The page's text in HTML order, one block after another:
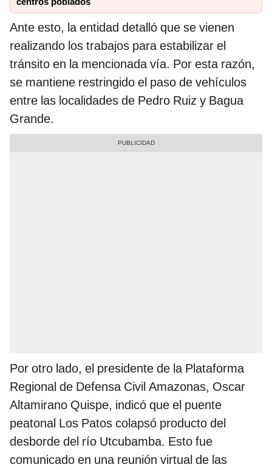
Ante esto, la entidad detalló que se vienen
realizando los trabajos para estabilizar el
tránsito en la mencionada vía. Por esta razón,
se mantiene restringido el paso de vehículos
entre las localidades de Pedro Ruiz y Bagua
Grande.
Por otro lado, el presidente de la Plataforma
Regional de Defensa Civil Amazonas, Oscar
Altamirano Quispe, indicó que el puente
peatonal Los Patos colapsó producto del
desborde del río Utcubamba. Esto fue
comunicado en una reunión virtual de las